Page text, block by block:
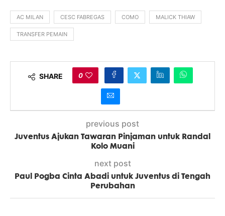
AC MILAN CESC FABREGAS COMO MALICK THIAW
TRANSFER PEMAIN
SHARE 0
previous post
Juventus Ajukan Tawaran Pinjaman untuk Randal
Kolo Muani
next post
Paul Pogba Cinta Abadi untuk Juventus di Tengah
Perubahan